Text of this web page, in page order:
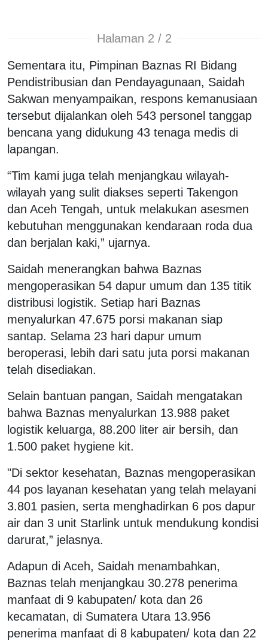
Halaman 2 / 2
Sementara itu, Pimpinan Baznas RI Bidang
Pendistribusian dan Pendayagunaan, Saidah
Sakwan menyampaikan, respons kemanusiaan
tersebut dijalankan oleh 543 personel tanggap
bencana yang didukung 43 tenaga medis di
lapangan.
“Tim kami juga telah menjangkau wilayah-
wilayah yang sulit diakses seperti Takengon
dan Aceh Tengah, untuk melakukan asesmen
kebutuhan menggunakan kendaraan roda dua
dan berjalan kaki,” ujarnya.
Saidah menerangkan bahwa Baznas
mengoperasikan 54 dapur umum dan 135 titik
distribusi logistik. Setiap hari Baznas
menyalurkan 47.675 porsi makanan siap
santap. Selama 23 hari dapur umum
beroperasi, lebih dari satu juta porsi makanan
telah disediakan.
Selain bantuan pangan, Saidah mengatakan
bahwa Baznas menyalurkan 13.988 paket
logistik keluarga, 88.200 liter air bersih, dan
1.500 paket hygiene kit.
"Di sektor kesehatan, Baznas mengoperasikan
44 pos layanan kesehatan yang telah melayani
3.801 pasien, serta menghadirkan 6 pos dapur
air dan 3 unit Starlink untuk mendukung kondisi
darurat,” jelasnya.
Adapun di Aceh, Saidah menambahkan,
Baznas telah menjangkau 30.278 penerima
manfaat di 9 kabupaten/ kota dan 26
kecamatan, di Sumatera Utara 13.956
penerima manfaat di 8 kabupaten/ kota dan 22